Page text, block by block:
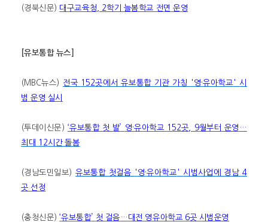
(경북신문) 대구교육청 , 2학기 늘봄학교 전면 운영
[유보통합 뉴스
(MBC뉴스) 전국 152곳에서 유보통합 기관 가칭 ' 영·유아학교 ' 시
범 운영 실시
(투데이신문) ‘유보통합 첫 발’ 영·유아학교 152곳 , 9월부터 운영 …
최대 12시간 돌봄
(경남도민일보)유보통합 첫걸음 ' 영·유아학교 ' 시범사업에 경남 4
곳 선정
(충청신문)‘유보통합’ 첫 걸음 … 대전 영유아학교 6곳 시범운영